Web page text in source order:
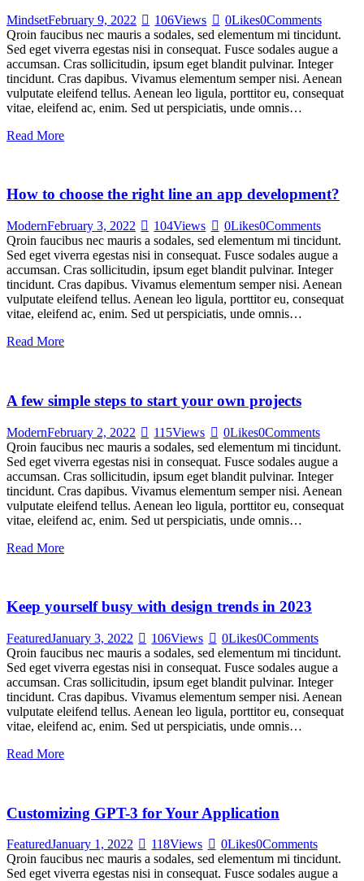
MindsetFebruary 9, 2022 106Views 0Likes0Comments
Qroin faucibus nec mauris a sodales, sed elementum mi tincidunt.
Sed eget viverra egestas nisi in consequat. Fusce sodales augue a
accumsan. Cras sollicitudin, ipsum eget blandit pulvinar. Integer
tincidunt. Cras dapibus. Vivamus elementum semper nisi. Aenean
vulputate eleifend tellus. Aenean leo ligula, porttitor eu, consequat
vitae, eleifend ac, enim. Sed ut perspiciatis, unde omnis…
Read More
How to choose the right line an app development?
ModernFebruary 3, 2022 104Views 0Likes0Comments
Qroin faucibus nec mauris a sodales, sed elementum mi tincidunt.
Sed eget viverra egestas nisi in consequat. Fusce sodales augue a
accumsan. Cras sollicitudin, ipsum eget blandit pulvinar. Integer
tincidunt. Cras dapibus. Vivamus elementum semper nisi. Aenean
vulputate eleifend tellus. Aenean leo ligula, porttitor eu, consequat
vitae, eleifend ac, enim. Sed ut perspiciatis, unde omnis…
Read More
A few simple steps to start your own projects
ModernFebruary 2, 2022 115Views 0Likes0Comments
Qroin faucibus nec mauris a sodales, sed elementum mi tincidunt.
Sed eget viverra egestas nisi in consequat. Fusce sodales augue a
accumsan. Cras sollicitudin, ipsum eget blandit pulvinar. Integer
tincidunt. Cras dapibus. Vivamus elementum semper nisi. Aenean
vulputate eleifend tellus. Aenean leo ligula, porttitor eu, consequat
vitae, eleifend ac, enim. Sed ut perspiciatis, unde omnis…
Read More
Keep yourself busy with design trends in 2023
FeaturedJanuary 3, 2022 106Views 0Likes0Comments
Qroin faucibus nec mauris a sodales, sed elementum mi tincidunt.
Sed eget viverra egestas nisi in consequat. Fusce sodales augue a
accumsan. Cras sollicitudin, ipsum eget blandit pulvinar. Integer
tincidunt. Cras dapibus. Vivamus elementum semper nisi. Aenean
vulputate eleifend tellus. Aenean leo ligula, porttitor eu, consequat
vitae, eleifend ac, enim. Sed ut perspiciatis, unde omnis…
Read More
Customizing GPT-3 for Your Application
FeaturedJanuary 1, 2022 118Views 0Likes0Comments
Qroin faucibus nec mauris a sodales, sed elementum mi tincidunt.
Sed eget viverra egestas nisi in consequat. Fusce sodales augue a